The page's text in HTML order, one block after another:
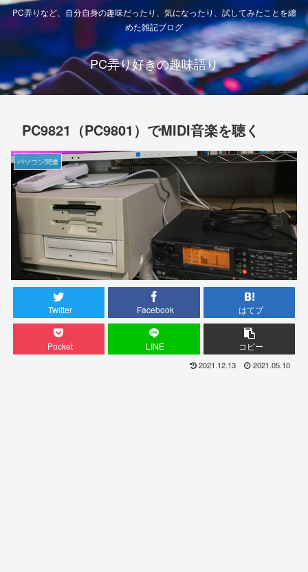
PC弄りなど、自分自身の趣味だったり、気になったり、試してみたことを纏
めた雑記ブログ
PC弄り好きの趣味語り
PC9821（PC9801）でMIDI音楽を聴く
パソコン関連
Twitter Facebook はてブ
Pocket LINE コピー
2021.12.13 2021.05.10